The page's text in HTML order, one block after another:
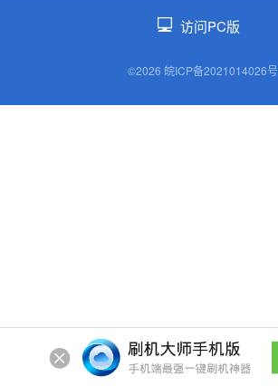
访问PC版
©2026 皖ICP备2021014026号